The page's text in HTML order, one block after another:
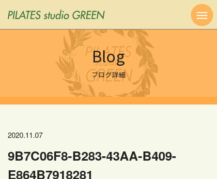
Blog
ブログ詳細
2020.11.07
9B7C06F8-B283-43AA-B409-
E864B7918281